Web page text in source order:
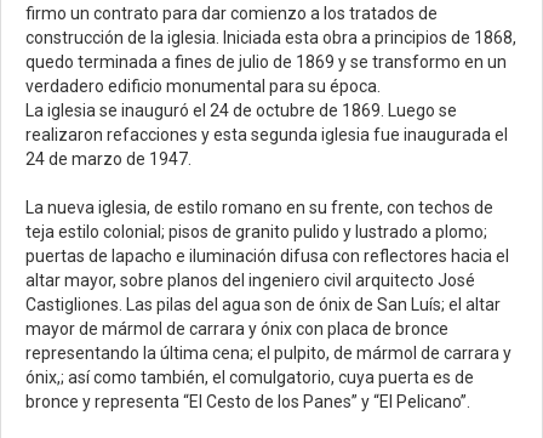
firmo un contrato para dar comienzo a los tratados de
construcción de la iglesia. Iniciada esta obra a principios de 1868,
quedo terminada a fines de julio de 1869 y se transformo en un
verdadero edificio monumental para su época.
La iglesia se inauguró el 24 de octubre de 1869. Luego se
realizaron refacciones y esta segunda iglesia fue inaugurada el
24 de marzo de 1947.
La nueva iglesia, de estilo romano en su frente, con techos de
teja estilo colonial; pisos de granito pulido y lustrado a plomo;
puertas de lapacho e iluminación difusa con reflectores hacia el
altar mayor, sobre planos del ingeniero civil arquitecto José
Castigliones. Las pilas del agua son de ónix de San Luís; el altar
mayor de mármol de carrara y ónix con placa de bronce
representando la última cena; el pulpito, de mármol de carrara y
ónix,; así como también, el comulgatorio, cuya puerta es de
bronce y representa “El Cesto de los Panes” y “El Pelicano”.